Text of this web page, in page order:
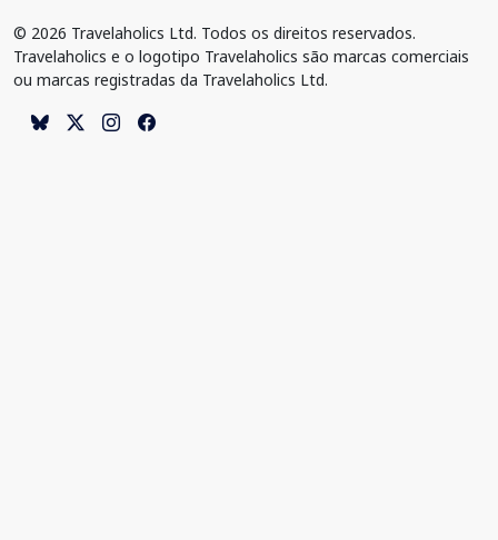
© 2026 Travelaholics Ltd. Todos os direitos reservados.
Travelaholics e o logotipo Travelaholics são marcas comerciais
ou marcas registradas da Travelaholics Ltd.